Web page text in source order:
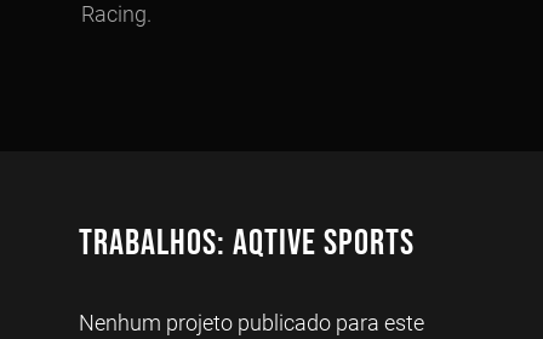
Racing.
Trabalhos: Aqtive Sports
Nenhum projeto publicado para este